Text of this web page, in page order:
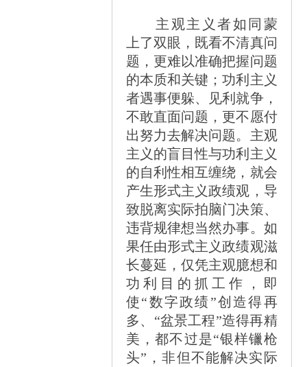
主观主义者如同蒙
上了双眼，既看不清真问
题，更难以准确把握问题
的本质和关键；功利主义
者遇事便躲、见利就争，
不敢直面问题，更不愿付
出努力去解决问题。主观
主义的盲目性与功利主义
的自利性相互缠绕，就会
产生形式主义政绩观，导
致脱离实际拍脑门决策、
违背规律想当然办事。如
果任由形式主义政绩观滋
长蔓延，仅凭主观臆想和
功利目的抓工作，即
使“数字政绩”创造得再
多、 “盆景工程”造得再精
美，都不过是“银样镴枪
头” ，非但不能解决实际